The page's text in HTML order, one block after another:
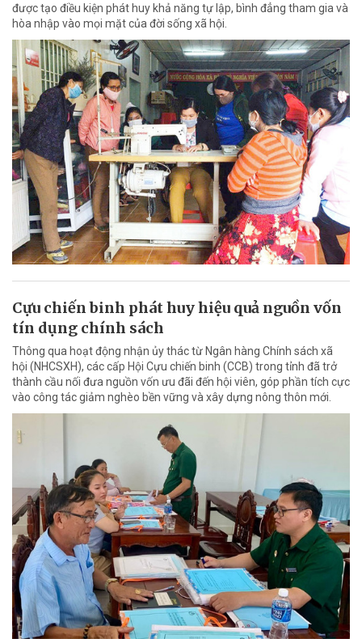
được tạo điều kiện phát huy khả năng tự lập, bình đẳng tham gia và
hòa nhập vào mọi mặt của đời sống xã hội.
Cựu chiến binh phát huy hiệu quả nguồn vốn
tín dụng chính sách
Thông qua hoạt động nhận ủy thác từ Ngân hàng Chính sách xã
hội (NHCSXH), các cấp Hội Cựu chiến binh (CCB) trong tỉnh đã trở
thành cầu nối đưa nguồn vốn ưu đãi đến hội viên, góp phần tích cực
vào công tác giảm nghèo bền vững và xây dựng nông thôn mới.